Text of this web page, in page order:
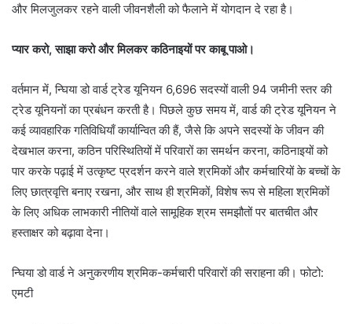
और मिलजुलकर रहने वाली जीवनशैली को फैलाने में योगदान दे रहा है।
प्यार करो, साझा करो और मिलकर कठिनाइयों पर काबू पाओ।
वर्तमान में, न्घिया डो वार्ड ट्रेड यूनियन 6,696 सदस्यों वाली 94 जमीनी स्तर की
ट्रेड यूनियनों का प्रबंधन करती है। पिछले कुछ समय में, वार्ड की ट्रेड यूनियन ने
कई व्यावहारिक गतिविधियाँ कार्यान्वित की हैं, जैसे कि अपने सदस्यों के जीवन की
देखभाल करना, कठिन परिस्थितियों में परिवारों का समर्थन करना, कठिनाइयों को
पार करके पढ़ाई में उत्कृष्ट प्रदर्शन करने वाले श्रमिकों और कर्मचारियों के बच्चों के
लिए छात्रवृत्ति बनाए रखना, और साथ ही श्रमिकों, विशेष रूप से महिला श्रमिकों
के लिए अधिक लाभकारी नीतियों वाले सामूहिक श्रम समझौतों पर बातचीत और
हस्ताक्षर को बढ़ावा देना।
न्घिया डो वार्ड ने अनुकरणीय श्रमिक-कर्मचारी परिवारों की सराहना की। फोटो:
एमटी